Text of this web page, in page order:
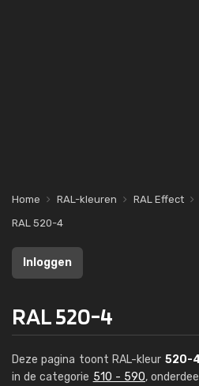
Home RAL-kleuren RAL Effect
RAL 520-4
Inloggen
RAL 520-4
Deze pagina toont RAL-kleur 520-4
in de categorie 510 - 590,